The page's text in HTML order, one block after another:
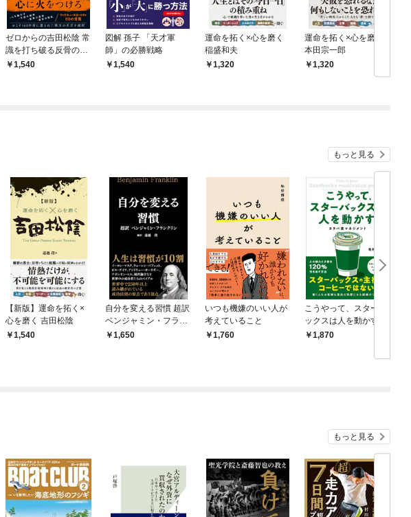
ゼロからの吉田松陰 常
識を打ち破る反骨の教
え1,540
図解 孫子 「天才軍
師」の必勝戦略
1,540
運命を拓く×心を磨く
稲盛和夫
1,320
運命を拓く×心を磨く
本田宗一郎
1,320
もっと見る
【新版】運命を拓く×
心を磨く 吉田松陰
1,540
自分を変える習慣 超訳
ベンジャミン・フラン
クリン
1,650
いつも機嫌のいい人が
考えていること
1,760
こうやって、スターバ
ックスは人を動かす ス
タバ流マネジメント
1,870
もっと見る